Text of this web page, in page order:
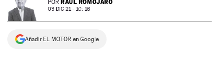
NEWSLETTER
SÍGUENOS
POR RAÚL ROMOJARO
03 DIC 21 - 10: 16
Añadir EL MOTOR en Google